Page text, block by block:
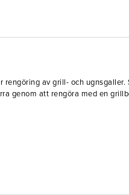
rengöring av grill- och
genom att rengöra med en